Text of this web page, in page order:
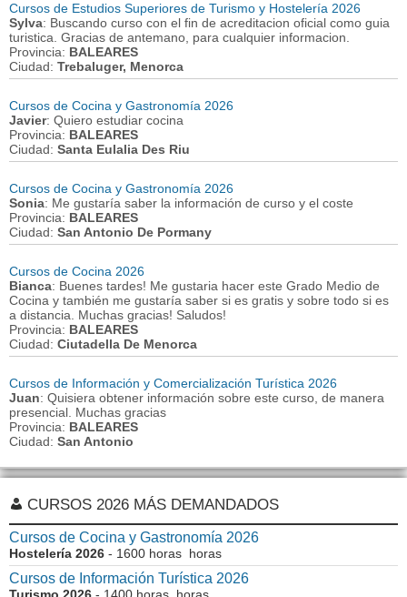
Cursos de Estudios Superiores de Turismo y Hostelería 2026
Sylva: Buscando curso con el fin de acreditacion oficial como guia
turistica. Gracias de antemano, para cualquier informacion.
Provincia: BALEARES
Ciudad: Trebaluger, Menorca
Cursos de Cocina y Gastronomía 2026
Javier: Quiero estudiar cocina
Provincia: BALEARES
Ciudad: Santa Eulalia Des Riu
Cursos de Cocina y Gastronomía 2026
Sonia: Me gustaría saber la información de curso y el coste
Provincia: BALEARES
Ciudad: San Antonio De Pormany
Cursos de Cocina 2026
Bianca: Buenes tardes! Me gustaria hacer este Grado Medio de
Cocina y también me gustaría saber si es gratis y sobre todo si es
a distancia. Muchas gracias! Saludos!
Provincia: BALEARES
Ciudad: Ciutadella De Menorca
Cursos de Información y Comercialización Turística 2026
Juan: Quisiera obtener información sobre este curso, de manera
presencial. Muchas gracias
Provincia: BALEARES
Ciudad: San Antonio
CURSOS 2026 MÁS DEMANDADOS
Cursos de Cocina y Gastronomía 2026
Hostelería 2026 - 1600 horas horas
Cursos de Información Turística 2026